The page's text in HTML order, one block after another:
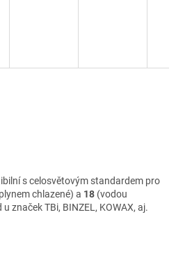
s celosvětovým standardem pro
chlazené) a 18 (vodou
značek TBi, BINZEL, KOWAX, aj.